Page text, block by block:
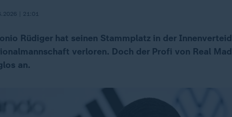
| 21:01
Rüdiger hat seinen Stammplatz in der
verloren. Doch der Profi von Real
an.